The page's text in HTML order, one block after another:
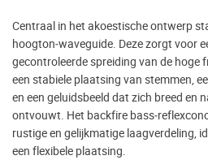
Centraal in het akoestische ontwerp
hoogton‑waveguide. Deze zorgt voor
gecontroleerde spreiding van de hoge
een stabiele plaatsing van stemmen,
en een geluidsbeeld dat zich breed en
ontvouwt. Het backfire
rustige en gelijkmatige laagverdeling,
een flexibele plaatsing.